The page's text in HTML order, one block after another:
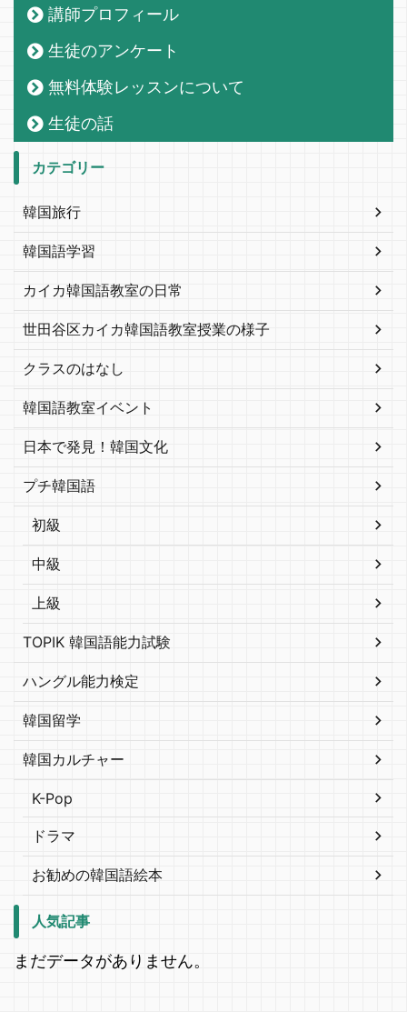
講師プロフィール
生徒のアンケート
無料体験レッスンについて
生徒の話
カテゴリー
韓国旅行
韓国語学習
カイカ韓国語教室の日常
世田谷区カイカ韓国語教室授業の様子
クラスのはなし
韓国語教室イベント
日本で発見！韓国文化
プチ韓国語
初級
中級
上級
TOPIK 韓国語能力試験
ハングル能力検定
韓国留学
韓国カルチャー
K-Pop
ドラマ
お勧めの韓国語絵本
人気記事
まだデータがありません。